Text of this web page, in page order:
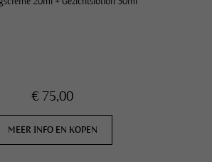
€ 75,00
MEER INFO EN KOPEN